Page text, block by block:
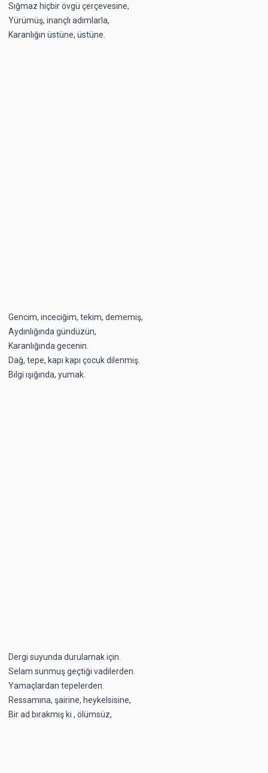
Sığmaz hiçbir övgü çerçevesine,
Yürümüş, inançlı adımlarla,
Karanlığın üstüne, üstüne.
Gencim, inceciğim, tekim, dememiş,
Aydınlığında gündüzün,
Karanlığında gecenin.
Dağ, tepe, kapı kapı çocuk dilenmiş.
Bilgi ışığında, yumak.
Dergi suyunda durulamak için.
Selam sunmuş geçtiği vadilerden.
Yamaçlardan tepelerden.
Ressamına, şairine, heykelsisine,
Bir ad bırakmış ki , ölümsüz,